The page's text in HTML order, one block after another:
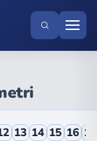
Testi
13 14 15 16 17